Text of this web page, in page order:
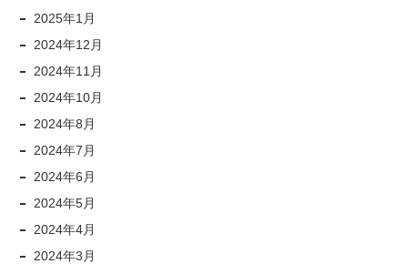
2025年1月
2024年12月
2024年11月
2024年10月
2024年8月
2024年7月
2024年6月
2024年5月
2024年4月
2024年3月